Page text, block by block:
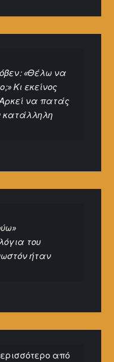
«Θέλω να
Κι εκείνος
να πατάς
κατάλληλη
του
ήταν
από